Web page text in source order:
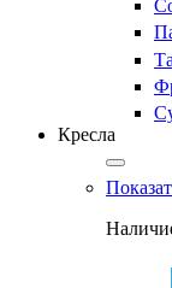
Кресла